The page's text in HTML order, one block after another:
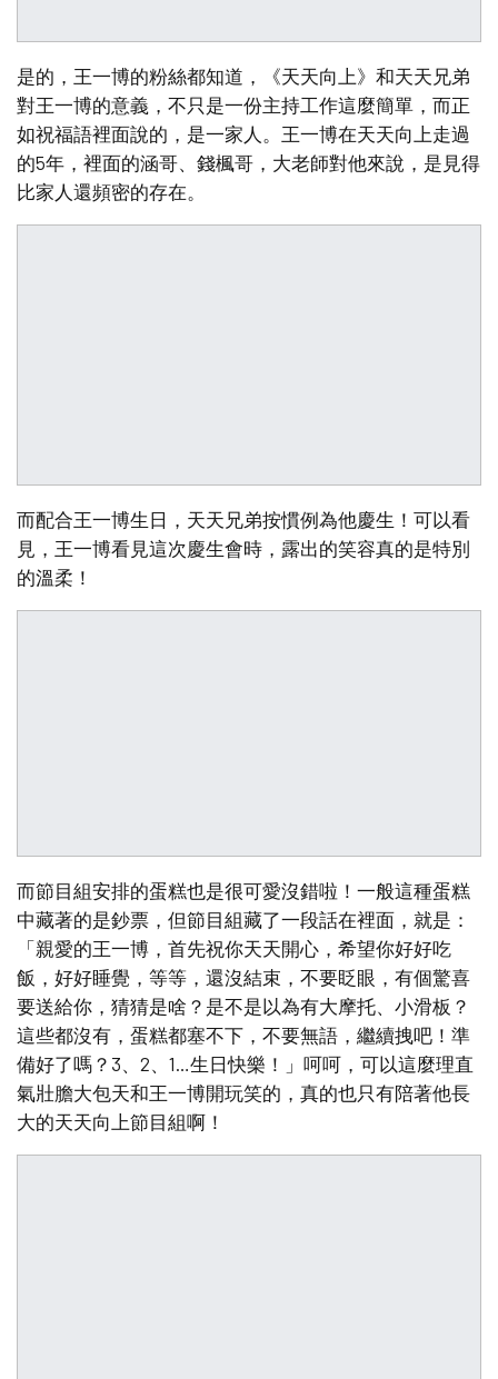
是的，王一博的粉絲都知道，《天天向上》和天天兄弟
對王一博的意義，不只是一份主持工作這麼簡單，而正
如祝福語裡面說的，是一家人。王一博在天天向上走過
的5年，裡面的涵哥、錢楓哥，大老師對他來說，是見得
比家人還頻密的存在。
而配合王一博生日，天天兄弟按慣例為他慶生！可以看
見，王一博看見這次慶生會時，露出的笑容真的是特別
的溫柔！
而節目組安排的蛋糕也是很可愛沒錯啦！一般這種蛋糕
中藏著的是鈔票，但節目組藏了一段話在裡面，就是：
「親愛的王一博，首先祝你天天開心，希望你好好吃
飯，好好睡覺，等等，還沒結束，不要眨眼，有個驚喜
要送給你，猜猜是啥？是不是以為有大摩托、小滑板？
這些都沒有，蛋糕都塞不下，不要無語，繼續拽吧！準
備好了嗎？3、2、1…生日快樂！」呵呵，可以這麼理直
氣壯膽大包天和王一博開玩笑的，真的也只有陪著他長
大的天天向上節目組啊！